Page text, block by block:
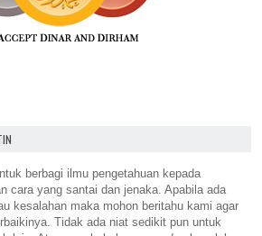
berbagi ilmu pengetahuan kepada
cara yang santai dan jenaka. Apabila ada
kesalahan maka mohon beritahu kami agar
Tidak ada niat sedikit pun untuk